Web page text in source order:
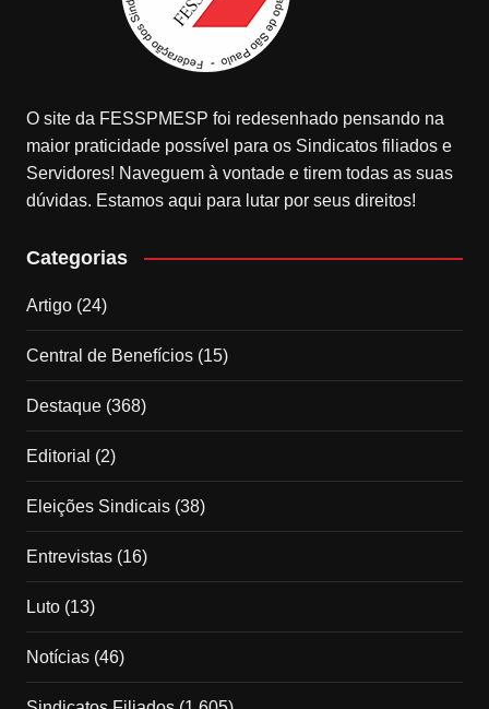
O site da FESSPMESP foi redesenhado pensando na
maior praticidade possível para os Sindicatos filiados e
Servidores! Naveguem à vontade e tirem todas as suas
dúvidas. Estamos aqui para lutar por seus direitos!
Categorias
Artigo(24)
Central de Benefícios(15)
Destaque(368)
Editorial (2)
Eleições Sindicais(38)
Entrevistas(16)
Luto(13)
Notícias(46)